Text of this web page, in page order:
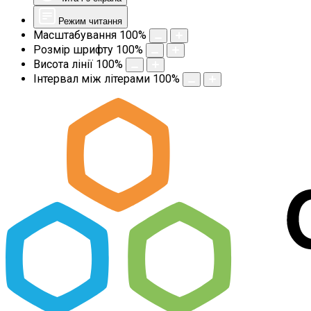
Режим читання
Масштабування 100%
Розмір шрифту 100%
Висота лінії 100%
Інтервал між літерами 100%